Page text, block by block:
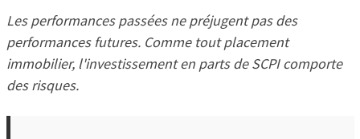
Les performances passées ne préjugent pas des
performances futures. Comme tout placement
immobilier, l'investissement en parts de SCPI comporte
des risques.